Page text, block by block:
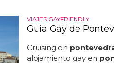
VIAJES GAYFRIENDLY
Guía Gay de
Cruising en
alojamiento gay en